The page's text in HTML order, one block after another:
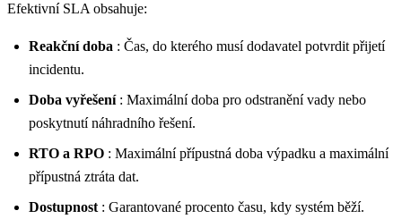
Efektivní SLA obsahuje:
Reakční doba : Čas, do kterého musí dodavatel potvrdit přijetí
incidentu.
Doba vyřešení : Maximální doba pro odstranění vady nebo
poskytnutí náhradního řešení.
RTO a RPO : Maximální přípustná doba výpadku a maximální
přípustná ztráta dat.
Dostupnost : Garantované procento času, kdy systém běží.